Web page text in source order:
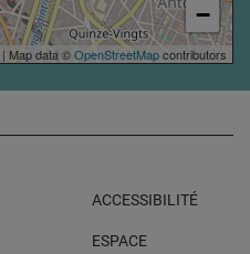
−
| Map data ©OpenStreetMapcontributors
ACCESSIBILITÉ
ESPACE